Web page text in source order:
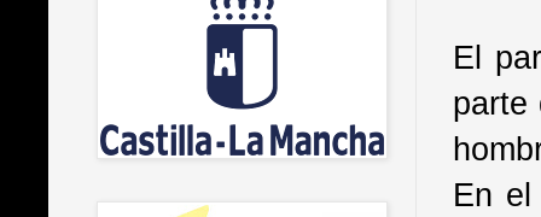
El
parte
En